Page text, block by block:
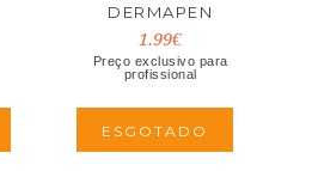
DERMAPEN
1.99€
Preço exclusivo para
profissional
ESGOTADO